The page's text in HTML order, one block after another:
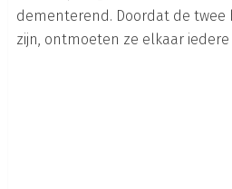
dementerend. Doordat de
zijn, ontmoeten ze elkaar